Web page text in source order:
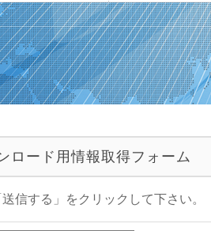
ロード用情報取得フォーム
信する」をクリックして下さい。